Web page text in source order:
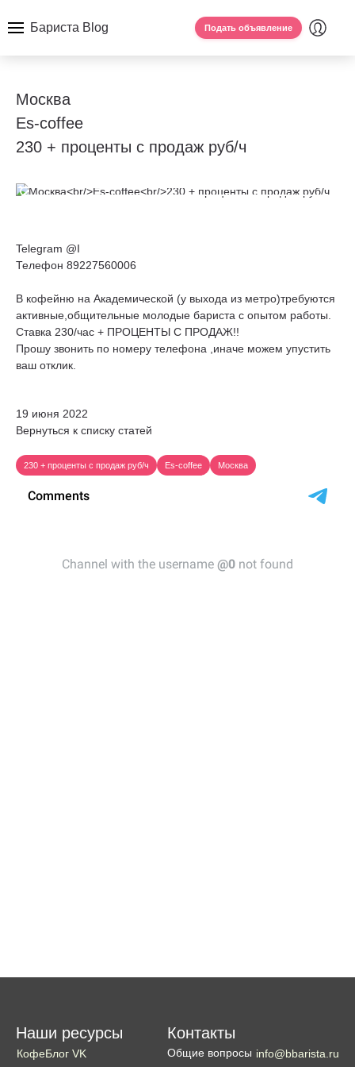
Бариста Blog Подать объявление
Москва
Es-coffee
230 + проценты с продаж руб/ч
Telegram @I
Телефон 89227560006
В кофейню на Академической (у выхода из метро)требуются
активные,общительные молодые бариста с опытом работы.
Ставка 230/час + ПРОЦЕНТЫ С ПРОДАЖ!!
Прошу звонить по номеру телефона ,иначе можем упустить
ваш отклик.
19 июня 2022
Вернуться к списку статей
230 + проценты с продаж руб/ч Es-coffee Москва
Наши ресурсы
КофеБлог VK
Контакты
Общие вопросы info@bbarista.ru